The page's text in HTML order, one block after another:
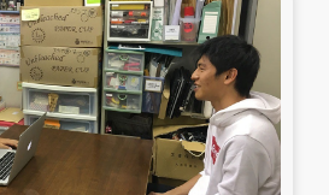
をつなぐサリー・リサイクル・プロ
ジェクト
復興支援事業